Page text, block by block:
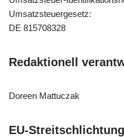
Umsatzsteuergesetz:
DE 815708328
Redaktionell
Doreen Mattuczak
EU-Streitschlichtung